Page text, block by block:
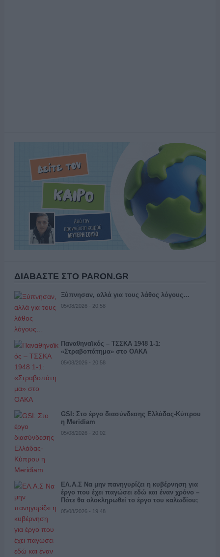
ΔΙΑΒΑΣΤΕ ΣΤΟ PARON.GR
Ξύπνησαν, αλλά για τους λάθος λόγους…
05/08/2026 - 20:58
Παναθηναϊκός – ΤΣΣΚΑ 1948 1-1:
«Στραβοπάτημα» στο ΟΑΚΑ
05/08/2026 - 20:58
GSI: Στο έργο διασύνδεσης Ελλάδας-Κύπρου
η Meridiam
05/08/2026 - 20:02
ΕΛ.Α.Σ Να μην πανηγυρίζει η κυβέρνηση για
έργο που έχει παγώσει εδώ και έναν χρόνο –
Πότε θα ολοκληρωθεί το έργο του καλωδίου;
05/08/2026 - 19:48